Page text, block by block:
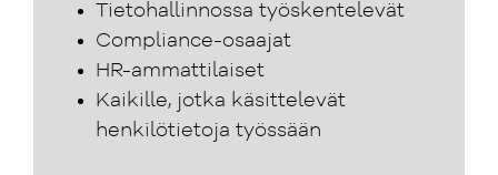
Tietohallinnossa työskentelevät
Compliance-osaajat
HR-ammattilaiset
Kaikille, jotka käsittelevät
henkilötietoja työssään